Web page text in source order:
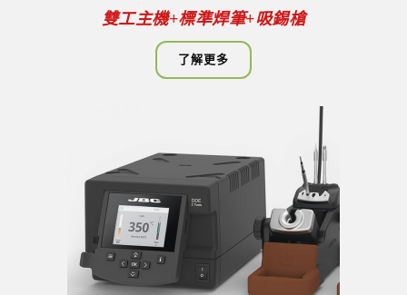
雙工主機+標準焊筆+吸錫槍
了解更多